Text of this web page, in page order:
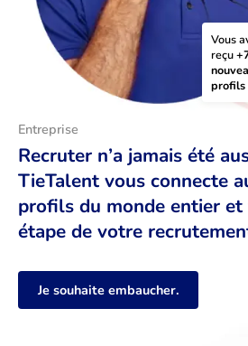
Vous
reçu
profils
Entreprise
Recruter n’a jamais été
TieTalent vous connecte
profils du monde entier
étape de votre
Je souhaite embaucher.